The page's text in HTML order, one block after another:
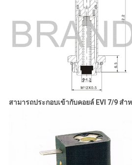
สามารถประกอบเข้ากับคอยล์ EVI 7/9 ส